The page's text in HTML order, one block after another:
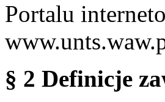
Portalu
§ 2 Definicje